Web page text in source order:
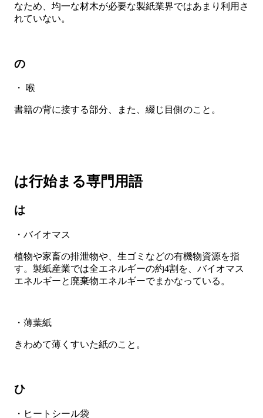
なため、均一な材木が必要な製紙業界ではあまり利用さ
れていない。
の
・ 喉
書籍の背に接する部分、また、綴じ目側のこと。
は行始まる専門用語
は
・バイオマス
植物や家畜の排泄物や、生ゴミなどの有機物資源を指
す。製紙産業では全エネルギーの約4割を、バイオマス
エネルギーと廃棄物エネルギーでまかなっている。
・薄葉紙
きわめて薄くすいた紙のこと。
ひ
・ヒートシール袋